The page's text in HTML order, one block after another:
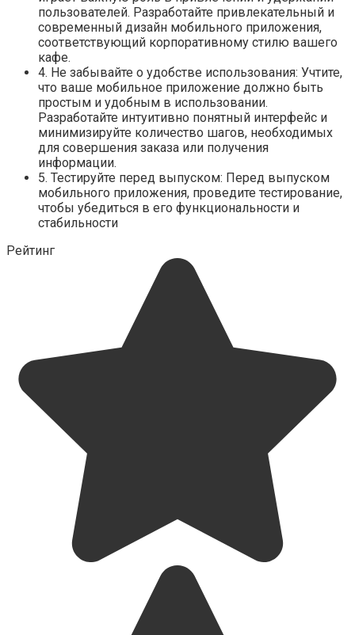
пользователей. Разработайте привлекательный и
современный дизайн мобильного приложения,
соответствующий корпоративному стилю вашего
кафе.
4. Не забывайте о удобстве использования: Учтите,
что ваше мобильное приложение должно быть
простым и удобным в использовании.
Разработайте интуитивно понятный интерфейс и
минимизируйте количество шагов, необходимых
для совершения заказа или получения
информации.
5. Тестируйте перед выпуском: Перед выпуском
мобильного приложения, проведите тестирование,
чтобы убедиться в его функциональности и
стабильности
Рейтинг